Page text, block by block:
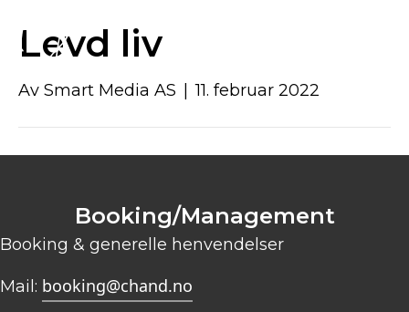
Levd liv
Av Smart Media AS 11. februar 2022
Booking/Management
Booking & generelle henvendelser
Mail: booking@chand.no